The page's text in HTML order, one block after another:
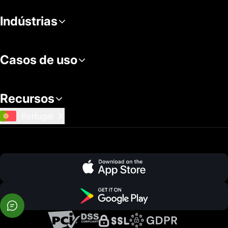
Indústrias
Casos de uso
Recursos